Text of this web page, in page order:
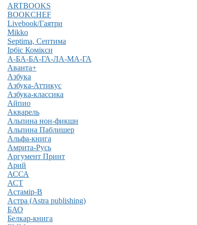
ARTBOOKS
BOOKCHEF
Livebook/Гаятри
Mikko
Septima, Септима
Ірбіс Комікси
А-БА-БА-ГА-ЛА-МА-ГА
Аванта+
Азбука
Азбука-Аттикус
Азбука-классика
Айпио
Акварель
Альпина нон-фикшн
Альпина Паблишер
Альфа-книга
Амрита-Русь
Аргумент Принт
Арий
АССА
АСТ
Астамір-В
Астра (Astra publishing)
БАО
Белкар-книга